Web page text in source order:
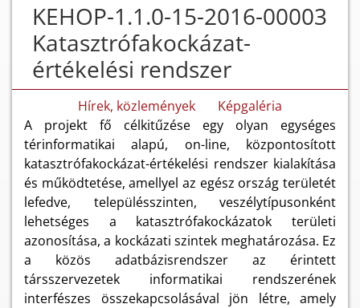
KEHOP-1.1.0-15-2016-00003
Katasztrófakockázat-
értékelési rendszer
Hírek, közlemények
Képgaléria
A projekt fő célkitűzése egy olyan egységes
térinformatikai alapú, on-line, központosított
katasztrófakockázat-értékelési rendszer kialakítása
és működtetése, amellyel az egész ország területét
lefedve, településszinten, veszélytípusonként
lehetséges a katasztrófakockázatok területi
azonosítása, a kockázati szintek meghatározása. Ez
a közös adatbázisrendszer az érintett
társszervezetek informatikai rendszerének
interfészes összekapcsolásával jön létre, amely